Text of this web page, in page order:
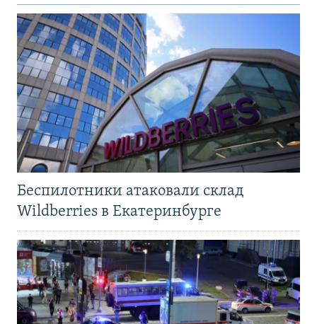
Беспилотники атаковали склад
Wildberries в Екатеринбурге